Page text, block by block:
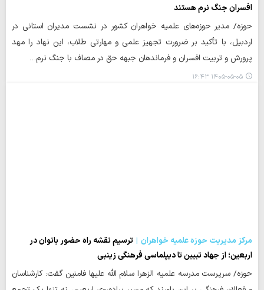
افسران جنگ نرم هستند
حوزه/ مدیر حوزه‌های علمیه خواهران کشور در نشست مدیران استانی در
اردبیل، با تأکید بر ضرورت تجهیز علمی و مهارتی طلاب، این نهاد را مهد
پرورش و تربیت افسران و فرماندهان جبهه حق در مصاف با جنگ نرم…
۱۴۰۵-۰۵-۰۵ ۱۶:۴۳
مرکز مدیریت حوزه علمیه خواهران
ترسیم نقشه راه حضور بانوان در
اربعین؛ از جهاد تبیین تا دیپلماسی فرهنگی زینبی
حوزه/ سرپرست مدرسه علمیه الزهرا سلام الله علیها فامنین گفت: کارشناسان